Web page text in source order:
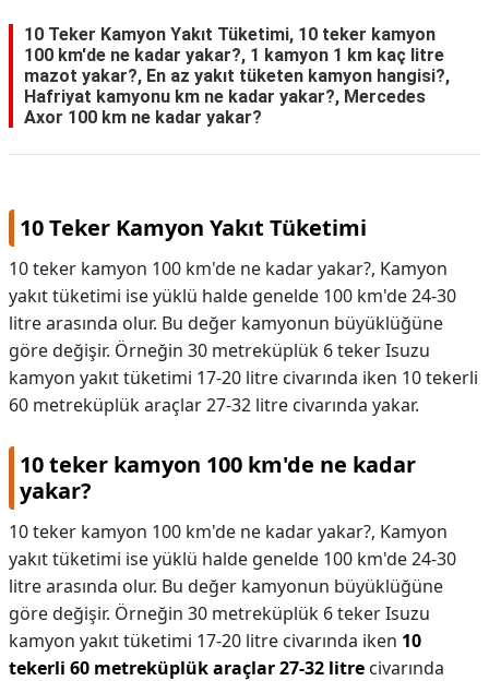
10 Teker Kamyon Yakıt Tüketimi, 10 teker kamyon
100 km'de ne kadar yakar?, 1 kamyon 1 km kaç litre
mazot yakar?, En az yakıt tüketen kamyon hangisi?,
Hafriyat kamyonu km ne kadar yakar?, Mercedes
Axor 100 km ne kadar yakar?
10 Teker Kamyon Yakıt Tüketimi
10 teker kamyon 100 km'de ne kadar yakar?, Kamyon
yakıt tüketimi ise yüklü halde genelde 100 km'de 24-30
litre arasında olur. Bu değer kamyonun büyüklüğüne
göre değişir. Örneğin 30 metreküplük 6 teker Isuzu
kamyon yakıt tüketimi 17-20 litre civarında iken 10 tekerli
60 metreküplük araçlar 27-32 litre civarında yakar.
10 teker kamyon 100 km'de ne kadar
yakar?
10 teker kamyon 100 km'de ne kadar yakar?, Kamyon
yakıt tüketimi ise yüklü halde genelde 100 km'de 24-30
litre arasında olur. Bu değer kamyonun büyüklüğüne
göre değişir. Örneğin 30 metreküplük 6 teker Isuzu
kamyon yakıt tüketimi 17-20 litre civarında iken 10
tekerli 60 metreküplük araçlar 27-32 litre civarında